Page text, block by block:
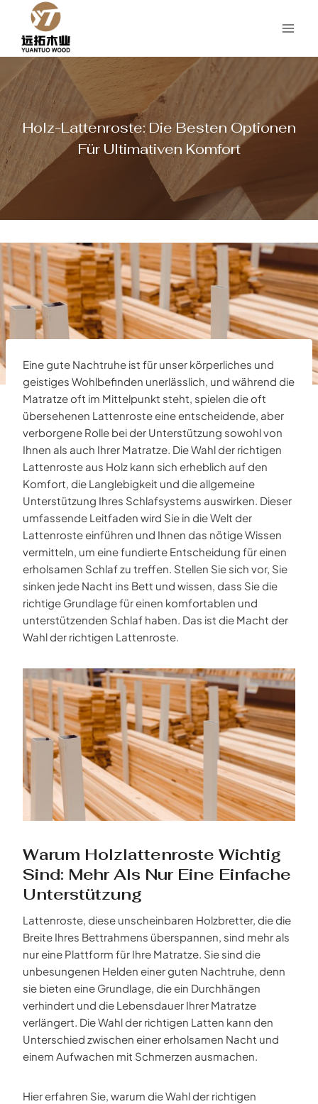
springen
Holz-Lattenroste: Die Besten Optionen
Für Ultimativen Komfort
Eine gute Nachtruhe ist für unser körperliches und
geistiges Wohlbefinden unerlässlich, und während die
Matratze oft im Mittelpunkt steht, spielen die oft
übersehenen Lattenroste eine entscheidende, aber
verborgene Rolle bei der Unterstützung sowohl von
Ihnen als auch Ihrer Matratze. Die Wahl der richtigen
Lattenroste aus Holz kann sich erheblich auf den
Komfort, die Langlebigkeit und die allgemeine
Unterstützung Ihres Schlafsystems auswirken. Dieser
umfassende Leitfaden wird Sie in die Welt der
Lattenroste einführen und Ihnen das nötige Wissen
vermitteln, um eine fundierte Entscheidung für einen
erholsamen Schlaf zu treffen. Stellen Sie sich vor, Sie
sinken jede Nacht ins Bett und wissen, dass Sie die
richtige Grundlage für einen komfortablen und
unterstützenden Schlaf haben. Das ist die Macht der
Wahl der richtigen Lattenroste.
Warum Holzlattenroste Wichtig
Sind: Mehr Als Nur Eine Einfache
Unterstützung
Lattenroste, diese unscheinbaren Holzbretter, die die
Breite Ihres Bettrahmens überspannen, sind mehr als
nur eine Plattform für Ihre Matratze. Sie sind die
unbesungenen Helden einer guten Nachtruhe, denn
sie bieten eine Grundlage, die ein Durchhängen
verhindert und die Lebensdauer Ihrer Matratze
verlängert. Die Wahl der richtigen Latten kann den
Unterschied zwischen einer erholsamen Nacht und
einem Aufwachen mit Schmerzen ausmachen.
Hier erfahren Sie, warum die Wahl der richtigen